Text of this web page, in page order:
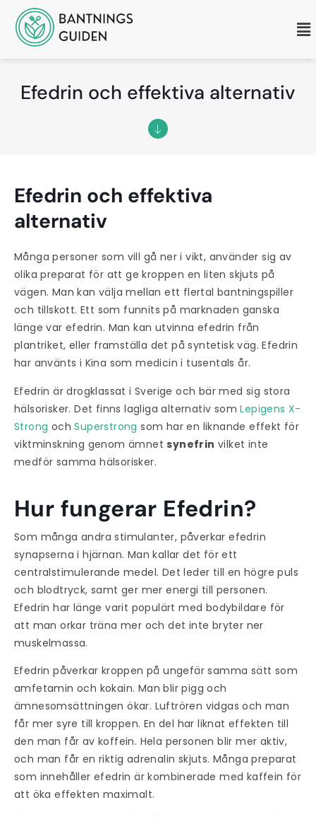
Efedrin och effektiva alternativ
Efedrin och effektiva
alternativ
Många personer som vill gå ner i vikt, använder sig av
olika preparat för att ge kroppen en liten skjuts på
vägen. Man kan välja mellan ett flertal bantningspiller
och tillskott. Ett som funnits på marknaden ganska
länge var efedrin. Man kan utvinna efedrin från
plantriket, eller framställa det på syntetisk väg. Efedrin
har använts i Kina som medicin i tusentals år.
Efedrin är drogklassat i Sverige och bär med sig stora
hälsorisker. Det finns lagliga alternativ somLepigens X-
Strong ochSuperstrong som har en liknande effekt för
viktminskning genom ämnetsynefrin vilket inte
medför samma hälsorisker.
Hur fungerar Efedrin?
Som många andra stimulanter, påverkar efedrin
synapserna i hjärnan. Man kallar det för ett
centralstimulerande medel. Det leder till en högre puls
och blodtryck, samt ger mer energi till personen.
Efedrin har länge varit populärt med bodybildare för
att man orkar träna mer och det inte bryter ner
muskelmassa.
Efedrin påverkar kroppen på ungefär samma sätt som
amfetamin och kokain. Man blir pigg och
ämnesomsättningen ökar. Luftrören vidgas och man
får mer syre till kroppen. En del har liknat effekten till
den man får av koffein. Hela personen blir mer aktiv,
och man får en riktig adrenalin skjuts. Många preparat
som innehåller efedrin är kombinerade med kaffein för
att öka effekten maximalt.